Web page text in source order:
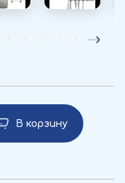
В корзину